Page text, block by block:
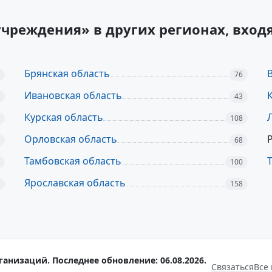
в других регионах,
Брянская область 76
Ивановская область
43
Курская область
108
Орловская область
68
Тамбовская область
100
Ярославская область
158
Последнее обновление: 06.08.2026.
СвязатьсяВсе